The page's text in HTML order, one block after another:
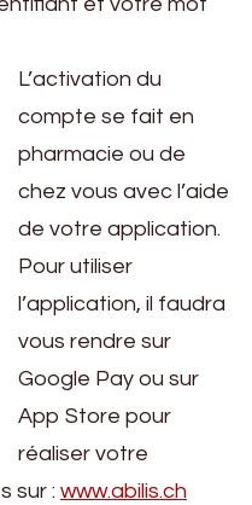
et votre mot
L’activation du
compte se fait en
pharmacie ou de
chez vous avec l’aide
de votre application.
Pour utiliser
l’application, il faudra
vous rendre sur
Google Pay ou sur
App Store pour
réaliser votre
sur : www.abilis.ch